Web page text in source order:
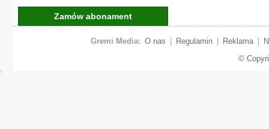
Zamów abonament
Gremi Media: O nas Regulamin Reklama
©